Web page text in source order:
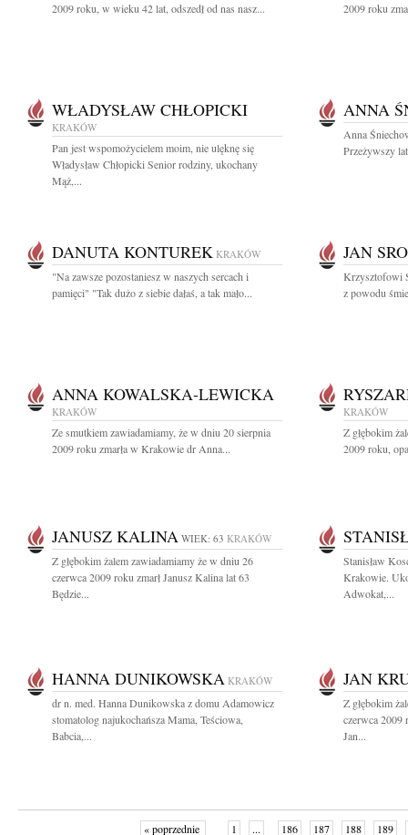
2009 roku, w wieku 42 lat, odszedł od nas nasz...
2009 roku
WŁADYSŁAW CHŁOPICKI
KRAKÓW
Pan jest wspomożycielem moim, nie ulęknę się
Władysław Chłopicki Senior rodziny, ukochany
Mąż,...
ANNA
Anna
Przeżywszy
DANUTA KONTUREK KRAKÓW
"Na zawsze pozostaniesz w naszych sercach i
pamięci" "Tak dużo z siebie dałaś, a tak mało...
JAN
Krzysztofowi
z powodu
ANNA KOWALSKA-LEWICKA
KRAKÓW
Ze smutkiem zawiadamiamy, że w dniu 20 sierpnia
2009 roku zmarła w Krakowie dr Anna...
KRAKÓW
Z głębokim
2009 roku,
JANUSZ KALINA WIEK: 63 KRAKÓW
Z głębokim żalem zawiadamiamy że w dniu 26
czerwca 2009 roku zmarł Janusz Kalina lat 63
Będzie...
Stanisław
Krakowie.
Adwokat,...
HANNA DUNIKOWSKA KRAKÓW
dr n. med. Hanna Dunikowska z domu Adamowicz
stomatolog najukochańsza Mama, Teściowa,
Babcia,...
JAN
Z głębokim
czerwca 2009
Jan...
« poprzednie 1 ... 186 187 188 189